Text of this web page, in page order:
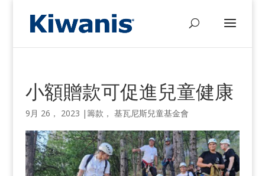
小額贈款可促進兒童健康
9月 26， 2023 |籌款， 基瓦尼斯兒童基金會